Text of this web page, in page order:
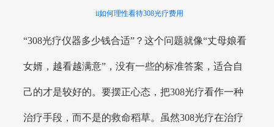
ii如何理性看待308光疗费用
“308光疗仪器多少钱合适”？这个问题就像“丈母娘看
女婿，越看越满意”，没有一些的标准答案，适合自
己的才是较好的。要摆正心态，把308光疗看作一种
治疗手段，而不是的救命稻草。虽然308光疗在治疗